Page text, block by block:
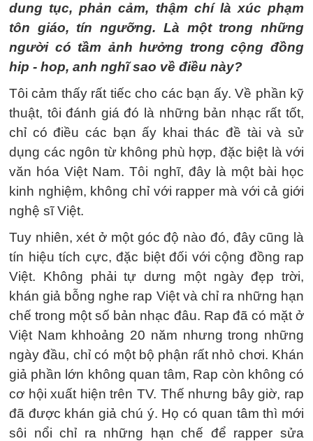
dung tục, phản cảm, thậm chí là xúc phạm
tôn giáo, tín ngưỡng. Là một trong những
người có tầm ảnh hưởng trong cộng đồng
hip - hop, anh nghĩ sao về điều này?
Tôi cảm thấy rất tiếc cho các bạn ấy. Về phần kỹ
thuật, tôi đánh giá đó là những bản nhạc rất tốt,
chỉ có điều các bạn ấy khai thác đề tài và sử
dụng các ngôn từ không phù hợp, đặc biệt là với
văn hóa Việt Nam. Tôi nghĩ, đây là một bài học
kinh nghiệm, không chỉ với rapper mà với cả giới
nghệ sĩ Việt.
Tuy nhiên, xét ở một góc độ nào đó, đây cũng là
tín hiệu tích cực, đặc biệt đối với cộng đồng rap
Việt. Không phải tự dưng một ngày đẹp trời,
khán giả bỗng nghe rap Việt và chỉ ra những hạn
chế trong một số bản nhạc đâu. Rap đã có mặt ở
Việt Nam khhoảng 20 năm nhưng trong những
ngày đầu, chỉ có một bộ phận rất nhỏ chơi. Khán
giả phần lớn không quan tâm, Rap còn không có
cơ hội xuất hiện trên TV. Thế nhưng bây giờ, rap
đã được khán giả chú ý. Họ có quan tâm thì mới
sôi nổi chỉ ra những hạn chế để rapper sửa